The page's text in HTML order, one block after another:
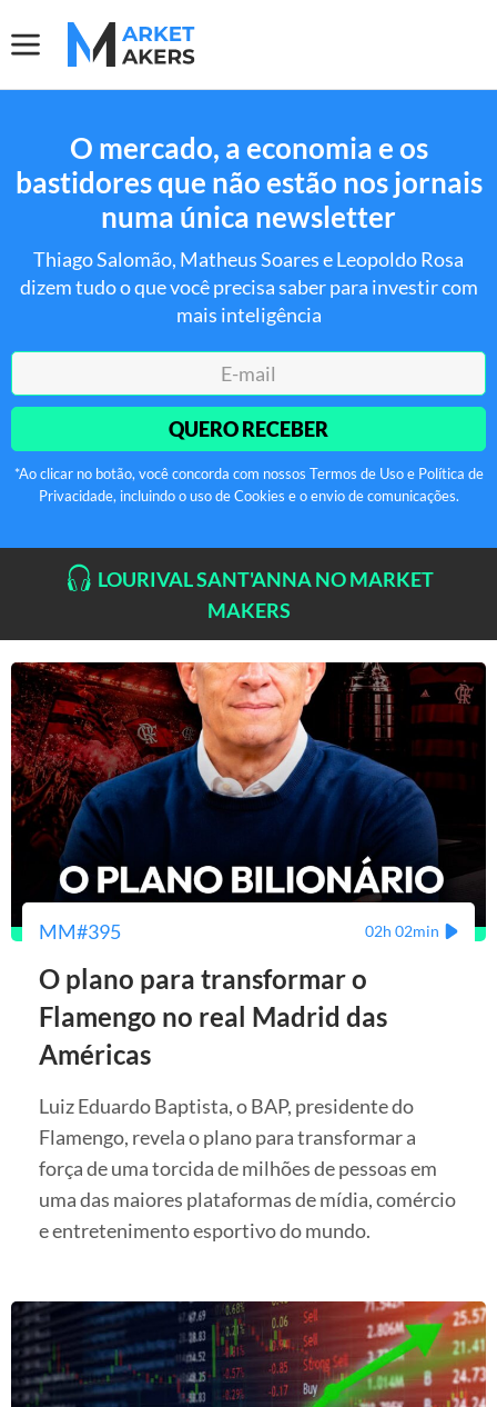
O mercado, a economia e os
bastidores que não estão nos jornais
numa única newsletter
Thiago Salomão, Matheus Soares e Leopoldo Rosa
dizem tudo o que você precisa saber para investir com
mais inteligência
QUERO RECEBER
*Ao clicar no botão, você concorda com nossos Termos de Uso e Política de
Privacidade, incluindo o uso de Cookies e o envio de comunicações.
LOURIVAL SANT'ANNA NO MARKET
MAKERS
MM#395 02h 02min
O plano para transformar o
Flamengo no real Madrid das
Américas
Luiz Eduardo Baptista, o BAP, presidente do
Flamengo, revela o plano para transformar a
força de uma torcida de milhões de pessoas em
uma das maiores plataformas de mídia, comércio
e entretenimento esportivo do mundo.